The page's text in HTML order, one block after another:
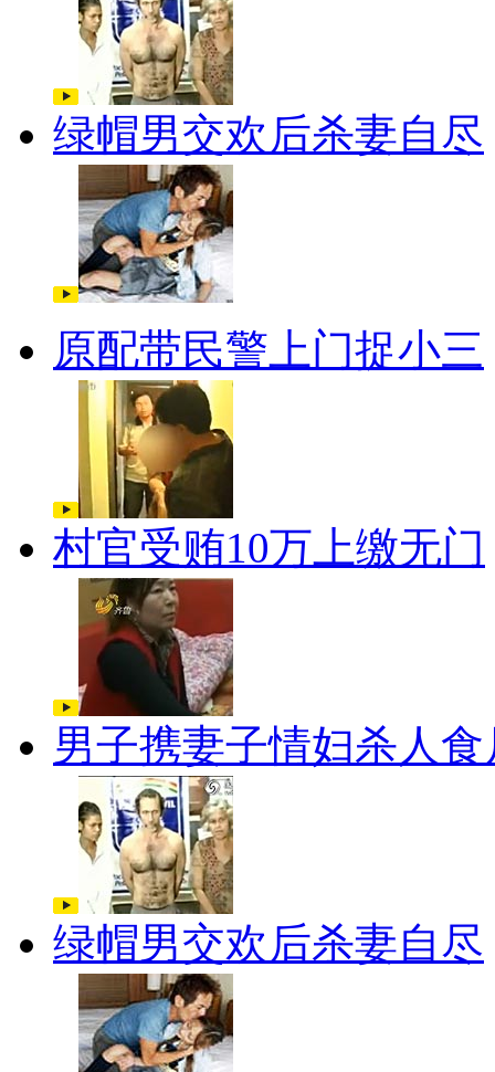
绿帽男交欢后杀妻自尽
原配带民警上门捉小三
村官受贿10万上缴无门
男子携妻子情妇杀人食
绿帽男交欢后杀妻自尽